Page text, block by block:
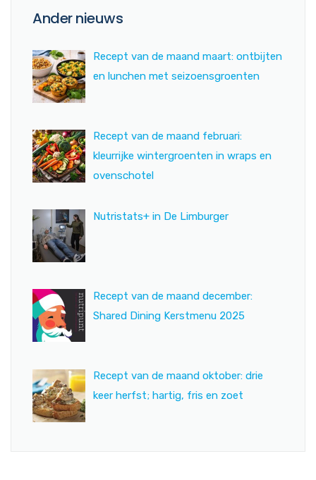
Ander nieuws
Recept van de maand maart: ontbijten
en lunchen met seizoensgroenten
Recept van de maand februari:
kleurrijke wintergroenten in wraps en
ovenschotel
Nutristats+ in De Limburger
Recept van de maand december:
Shared Dining Kerstmenu 2025
Recept van de maand oktober: drie
keer herfst; hartig, fris en zoet